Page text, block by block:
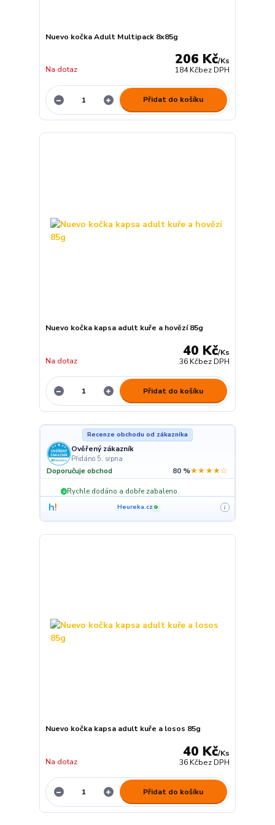
Nuevo kočka Adult Multipack 8x85g
206 Kč/Ks
184 Kčbez DPH
Na dotaz
Přidat do košíku
Nuevo kočka kapsa adult kuře a hovězí 85g
40 Kč/Ks
36 Kčbez DPH
Na dotaz
Přidat do košíku
Recenze obchodu od zákazníka
Ověřený zákazník
Přidáno 5. srpna
Doporučuje obchod 80 %★★★★☆
+ Rychle dodáno a dobře zabaleno.
Heureka.cz ✓ i
Nuevo kočka kapsa adult kuře a losos 85g
40 Kč/Ks
36 Kčbez DPH
Na dotaz
Přidat do košíku